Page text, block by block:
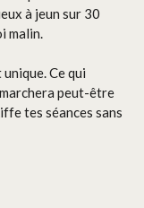
à jeun sur 30
malin.
Ce qui
peut-être
tes séances sans